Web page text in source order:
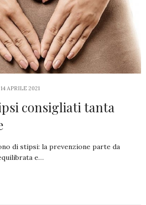
14 APRILE 2021
consigliati tanta
di stipsi: la prevenzione parte da
e…